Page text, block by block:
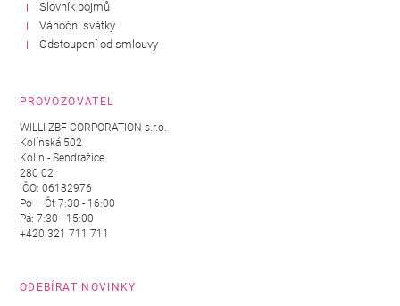
Slovník pojmů
Vánoční svátky
Odstoupení od smlouvy
PROVOZOVATEL
WILLI-ZBF CORPORATION s.r.o.
Kolínská 502
Kolín - Sendražice
280 02
IČO: 06182976
Po – Čt 7:30 - 16:00
Pá: 7:30 - 15:00
+420 321 711 711
ODEBÍRAT NOVINKY